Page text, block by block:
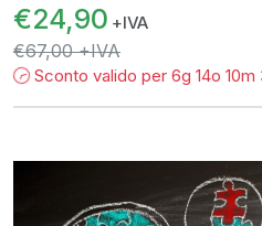
€24,90 +IVA
€67,00 +IVA
Sconto valido per 6g 14o 10m